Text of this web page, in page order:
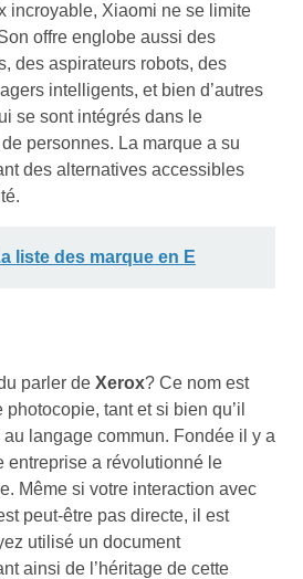
incroyable, Xiaomi ne se limite
offre englobe aussi des
des aspirateurs robots, des
intelligents, et bien d’autres
se sont intégrés dans le
personnes. La marque a su
des alternatives accessibles
liste des marque en E
parler de Xerox? Ce nom est
tant et si bien qu’il
langage commun. Fondée il y a
entreprise a révolutionné le
Même si votre interaction avec
peut-être pas directe, il est
utilisé un document
ainsi de l’héritage de cette